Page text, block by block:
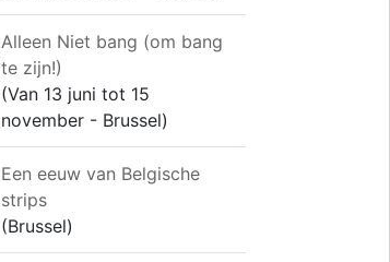
Alleen Niet bang (om bang
te zijn!)
(Van 13 juni tot 15
november - Brussel)
Een eeuw van Belgische
strips
(Brussel)